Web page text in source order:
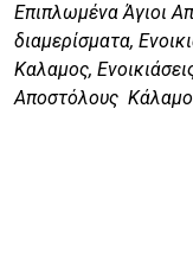
Επιπλωμένα Άγιοι
διαμερίσματα,
Καλαμος,
Αποστόλους